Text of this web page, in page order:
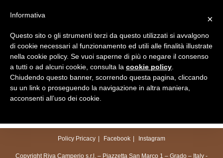
Menu
Policy Pricacy Facebook Instagram
Copyright Riva Camperio s.r.l. – Piazzetta San Marco 1 – Grado – Italy -
×
Informativa
Questo sito o gli strumenti terzi da questo utilizzati si avvalgono
di cookie necessari al funzionamento ed utili alle finalità illustrate
nella cookie policy. Se vuoi saperne di più o negare il consenso
a tutti o ad alcuni cookie, consulta la cookie policy
Chiudendo questo banner, scorrendo questa pagina, cliccando
su un link o proseguendo la navigazione in altra maniera,
acconsenti all’uso dei cookie.